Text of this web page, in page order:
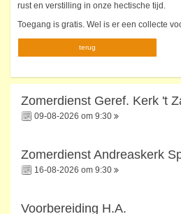
rust en verstilling in onze hectische tijd.
Toegang is gratis. Wel is er een collecte
terug
Zomerdienst Geref. Kerk 't
09-08-2026 om 9:30
Zomerdienst Andreaskerk
16-08-2026 om 9:30
Voorbereiding H.A.